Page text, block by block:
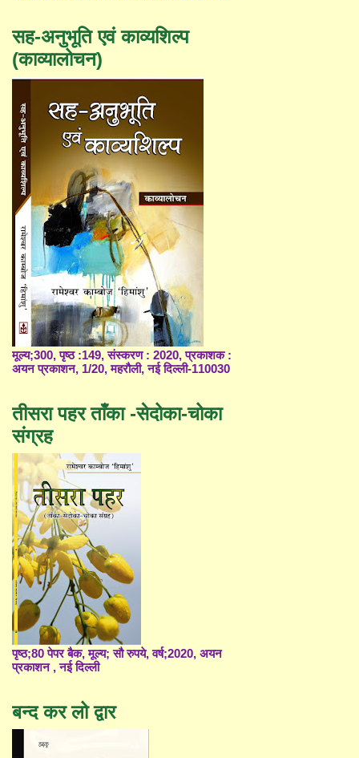
सह-अनुभूति एवं काव्यशिल्प
(काव्यालोचन)
मूल्य;300, पृष्ठ :149, संस्करण : 2020, प्रकाशक :
अयन प्रकाशन, 1/20, महरौली, नई दिल्ली-110030
तीसरा पहर ताँका -सेदोका-चोका
संग्रह
पृष्ठ;80 पेपर बैक, मूल्य; सौ रुपये, वर्ष;2020, अयन
प्रकाशन , नई दिल्ली
बन्द कर लो द्वार